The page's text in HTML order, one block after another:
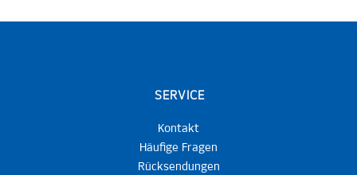
SERVICE
Kontakt
Häufige Fragen
Rücksendungen